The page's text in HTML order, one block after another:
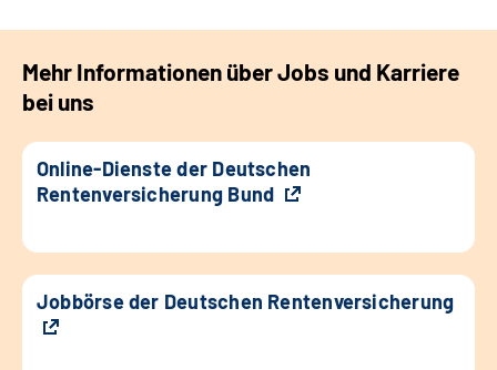
Mehr Informationen über Jobs und Karriere
bei uns
Online-Dienste der Deutschen
Rentenversicherung Bund
Jobbörse der Deutschen Rentenversicherung